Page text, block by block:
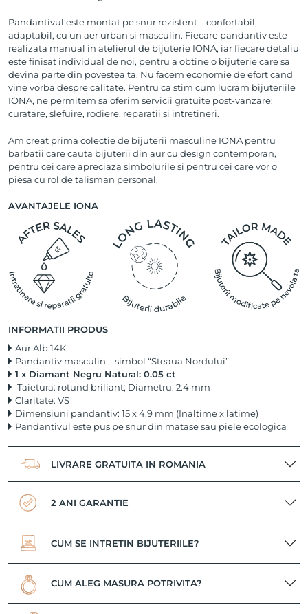
Pandantivul este montat pe snur rezistent – confortabil,
adaptabil, cu un aer urban si masculin. Fiecare pandantiv este
realizata manual in atelierul de bijuterie IONA, iar fiecare detaliu
este finisat individual de noi, pentru a obtine o bijuterie care sa
devina parte din povestea ta. Nu facem economie de efort cand
vine vorba despre calitate. Pentru ca stim cum lucram bijuteriile
IONA, ne permitem sa oferim servicii gratuite post-vanzare:
curatare, slefuire, rodiere, reparatii si intretineri.
Am creat prima colectie de bijuterii masculine IONA pentru
barbatii care cauta bijuterii din aur cu design contemporan,
pentru cei care apreciaza simbolurile si pentru cei care vor o
piesa cu rol de talisman personal.
AVANTAJELE IONA
INFORMATII PRODUS
Aur Alb 14K
Pandantiv masculin – simbol “Steaua Nordului”
1 x Diamant Negru Natural: 0.05 ct
Taietura: rotund briliant; Diametru: 2.4 mm
Claritate: VS
Dimensiuni pandantiv: 15 x 4.9 mm (Inaltime x latime)
Pandantivul este pus pe snur din matase sau piele ecologica
LIVRARE GRATUITA IN ROMANIA
2 ANI GARANTIE
CUM SE INTRETIN BIJUTERIILE?
CUM ALEG MASURA POTRIVITA?